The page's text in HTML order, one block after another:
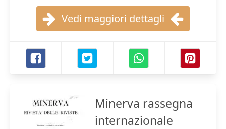
Vedi maggiori dettagli
Minerva rassegna
internazionale